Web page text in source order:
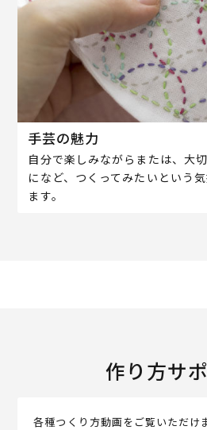
手芸の魅力
自分で楽しみながらまたは、大
になど、つくってみたいという
ます。
作り方サ
各種つくり方動画をご覧いただけ